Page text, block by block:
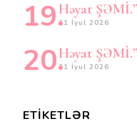
Həyat
31 İyul 2026
Həyat
31 İyul 2026
ETIKETLƏR